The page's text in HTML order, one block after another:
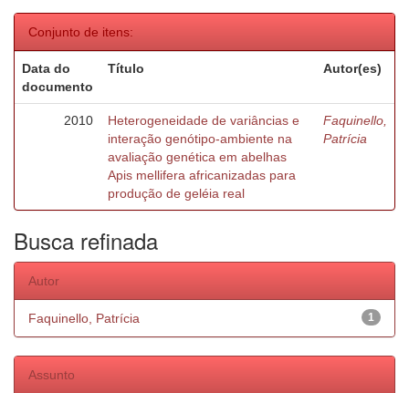
Conjunto de itens:
Data do
documento
Título Autor(es)
2010
Heterogeneidade de variâncias e
interação genótipo-ambiente na
avaliação genética em abelhas
Apis mellifera africanizadas para
produção de geléia real
Faquinello,
Patrícia
Busca refinada
Autor
1
Faquinello, Patrícia
Assunto